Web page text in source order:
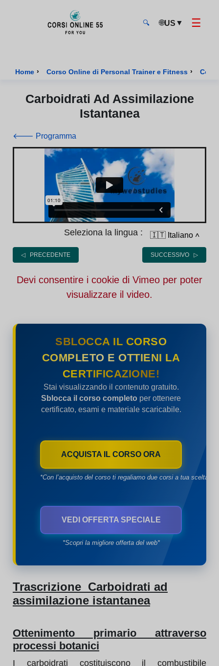
🔍 🌐US ▼ ☰
Home › Corso Online di Personal Trainer e Fitness ›
Carboidrati Ad Assimilazione
Istantanea
🡐 Programma
Seleziona la lingua : 🇮🇹 Italiano ˄
◁ PRECEDENTE SUCCESSIVO ▷
Devi consentire i cookie di Vimeo per poter
visualizzare il video.
SBLOCCA IL CORSO
COMPLETO E OTTIENI LA
CERTIFICAZIONE!
Stai visualizzando il contenuto gratuito.
Sblocca il corso completo per ottenere
certificato, esami e materiale scaricabile.
ACQUISTA IL CORSO ORA
*Con l’acquisto del corso ti regaliamo due corsi a tua scelta*
VEDI OFFERTA SPECIALE
*Scopri la migliore offerta del web*
Trascrizione Carboidrati ad
assimilazione istantanea
Ottenimento primario attraverso
processi botanici
I carboidrati costituiscono il combustibile